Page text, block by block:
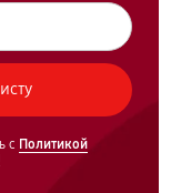
с Политикой